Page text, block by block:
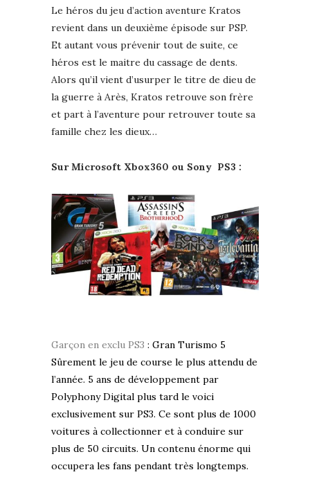
Le héros du jeu d’action aventure Kratos
revient dans un deuxième épisode sur PSP.
Et autant vous prévenir tout de suite, ce
héros est le maitre du cassage de dents.
Alors qu’il vient d’usurper le titre de dieu de
la guerre à Arès, Kratos retrouve son frère
et part à l’aventure pour retrouver toute sa
famille chez les dieux…
Sur Microsoft Xbox360 ou Sony PS3 :
Garçon en exclu PS3 : Gran Turismo 5
Sûrement le jeu de course le plus attendu de
l’année. 5 ans de développement par
Polyphony Digital plus tard le voici
exclusivement sur PS3. Ce sont plus de 1000
voitures à collectionner et à conduire sur
plus de 50 circuits. Un contenu énorme qui
occupera les fans pendant très longtemps.